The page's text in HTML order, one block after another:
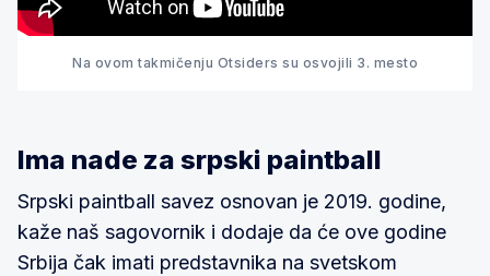
Na ovom takmičenju Otsiders su osvojili 3. mesto
Ima nade za srpski paintball
Srpski paintball savez osnovan je 2019. godine,
kaže naš sagovornik i dodaje da će ove godine
Srbija čak imati predstavnika na svetskom